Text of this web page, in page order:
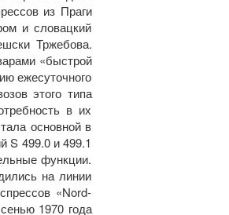
из Праги
и словацкий
Тржебова.
«быстрой
ежесуточного
этого типа
в их
основной в
S 499.0 и 499.1
функции.
на линии
«Nord-
1970 года